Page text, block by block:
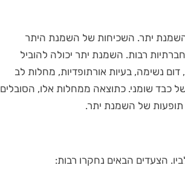
השמנת יתר. השכיחות של השמנת היתר
רבות. השמנת יתר יכולה להוביל
נשימה, בעיות אורתופדיות, מחלות לב
והתפתחות של כבד שומני. כתוצאה ממחלות אלו, הסובלים
של השמנת יתר.
הצעדים הבאים נחקרו רבות: